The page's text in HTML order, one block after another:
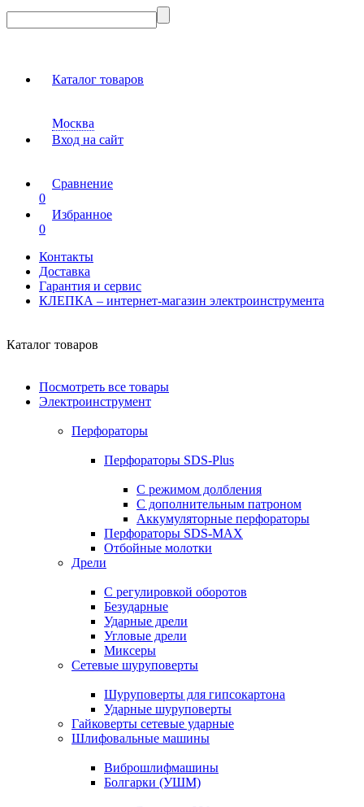
Каталог товаров
Москва
Вход на сайт
Сравнение
0
Избранное
0
Контакты
Доставка
Гарантия и сервис
КЛЕПКА – интернет-магазин электроинструмента
Каталог товаров
Посмотреть все товары
Электроинструмент
Перфораторы
Перфораторы SDS-Plus
С режимом долбления
С дополнительным патроном
Аккумуляторные перфораторы
Перфораторы SDS-MAX
Отбойные молотки
Дрели
С регулировкой оборотов
Безударные
Ударные дрели
Угловые дрели
Миксеры
Сетевые шуруповерты
Шуруповерты для гипсокартона
Ударные шуруповерты
Гайковерты сетевые ударные
Шлифовальные машины
Виброшлифмашины
Болгарки (УШМ)